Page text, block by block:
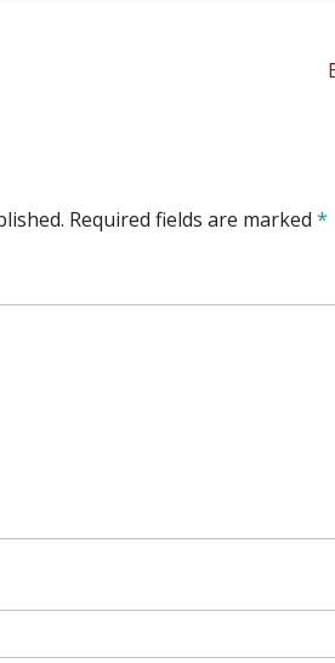
Required fields are marked *